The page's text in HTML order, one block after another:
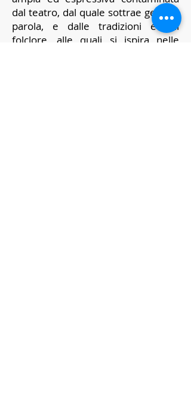
dal teatro, dal quale sottrae gesto e
parola, e dalle tradizioni e dal
folclore, alle quali si ispira nelle